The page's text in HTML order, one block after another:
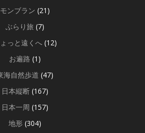
モンブラン (21)
ぶらり旅 (7)
っと遠くへ (12)
お遍路 (1)
海自然歩道 (47)
日本縦断 (167)
日本一周 (157)
地形 (304)